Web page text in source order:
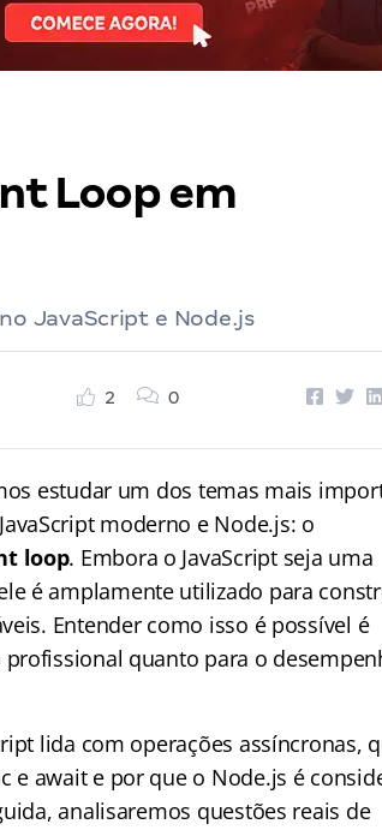
Loop em
JavaScript e Node.js
2 0
estudar um dos temas mais
moderno e Node.js: o
loop. Embora o JavaScript seja uma
é amplamente utilizado para
Entender como isso é possível é
quanto para o
lida com operações assíncronas,
e await e por que o Node.js é
analisaremos questões reais de